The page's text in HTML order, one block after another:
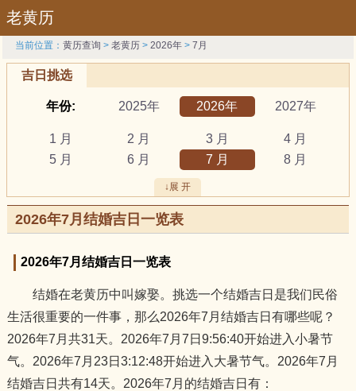
老黄历
当前位置：黄历查询 >老黄历 >2026年 >7月
吉日挑选
年份: 2025年 2026年 2027年
1 月 2 月 3 月
4 月
5 月
6 月 7 月
8 月
吉日: 安葬
祭祀
结婚 开工
开市
订婚
破土
属相:
龙
羊
狗
猪
↓展 开
2026年7月结婚吉日一览表
2026年7月结婚吉日一览表
结婚在老黄历中叫嫁娶。挑选一个结婚吉日是我们民俗
生活很重要的一件事，那么2026年7月结婚吉日有哪些呢？
2026年7月共31天。2026年7月7日9:56:40开始进入小暑节
气。2026年7月23日3:12:48开始进入大暑节气。2026年7月
结婚吉日共有14天。2026年7月的结婚吉日有：